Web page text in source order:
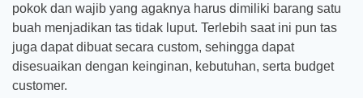
pokok dan wajib yang agaknya harus dimiliki barang satu
buah menjadikan tas tidak luput. Terlebih saat ini pun tas
juga dapat dibuat secara custom, sehingga dapat
disesuaikan dengan keinginan, kebutuhan, serta budget
customer.